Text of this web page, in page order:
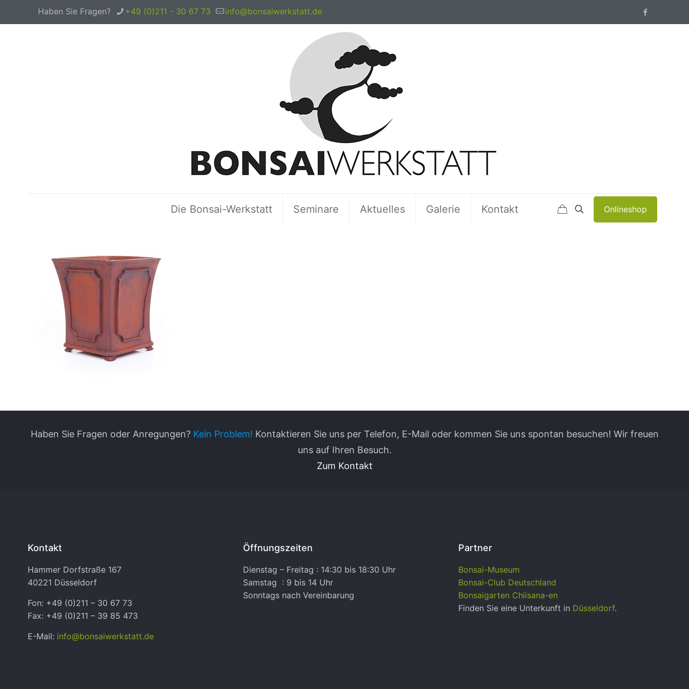
Haben Sie Fragen? +49 (0)211 - 30 67 73 info@bonsaiwerkstatt.de
Die Bonsai-Werkstatt Seminare Aktuelles Galerie Kontakt Onlineshop
Haben Sie Fragen oder Anregungen? Kein Problem! Kontaktieren Sie uns per Telefon, E-Mail oder kommen Sie uns spontan besuchen! Wir freuen
uns auf Ihren Besuch.
Zum Kontakt
Kontakt
Hammer Dorfstraße 167
40221 Düsseldorf
Fon: +49 (0)211 – 30 67 73
Fax: +49 (0)211 – 39 85 473
E-Mail: info@bonsaiwerkstatt.de
Öffnungszeiten
Dienstag – Freitag : 14:30 bis 18:30 Uhr
Samstag : 9 bis 14 Uhr
Sonntags nach Vereinbarung
Partner
Bonsai-Museum
Bonsai-Club Deutschland
Bonsaigarten Chiisana-en
Finden Sie eine Unterkunft in Düsseldorf.